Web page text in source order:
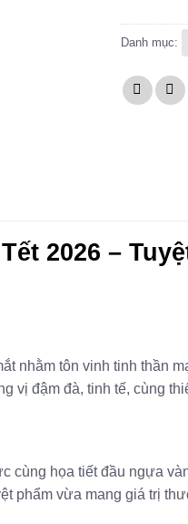
Danh mục:
2026 –
nhằm tôn vinh tinh thần
vị đậm đà, tinh tế, cùng
cùng họa tiết đầu ngựa
phẩm vừa mang giá trị